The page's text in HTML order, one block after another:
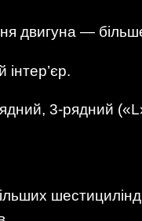
двигуна —
інтер’єр.
3-рядний